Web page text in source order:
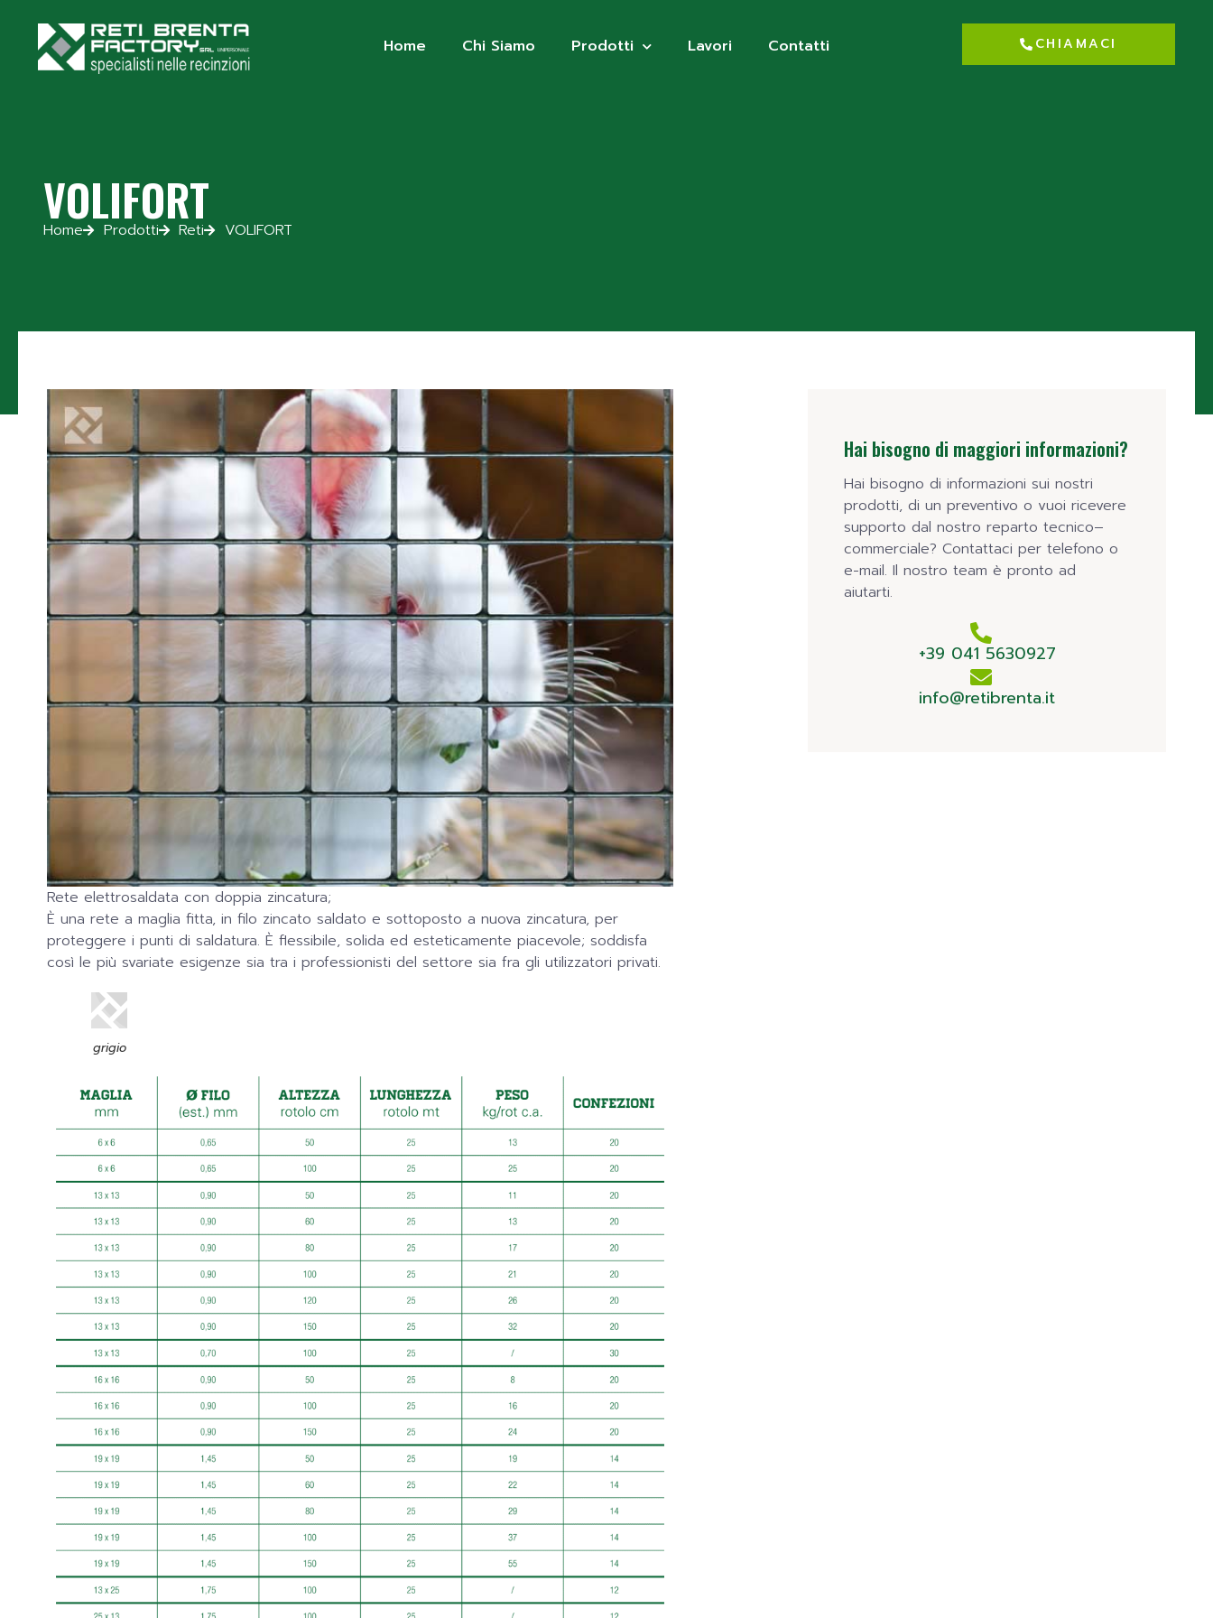
Home Chi Siamo Prodotti Lavori Contatti CHIAMACI
VOLIFORT
Home Prodotti Reti VOLIFORT
Rete elettrosaldata con doppia zincatura;
È una rete a maglia fitta, in filo zincato saldato e sottoposto a nuova zincatura, per
proteggere i punti di saldatura. È flessibile, solida ed esteticamente piacevole; soddisfa
così le più svariate esigenze sia tra i professionisti del settore sia fra gli utilizzatori privati.
grigio
Hai bisogno di maggiori informazioni?
Hai bisogno di informazioni sui nostri
prodotti, di un preventivo o vuoi ricevere
supporto dal nostro reparto tecnico–
commerciale? Contattaci per telefono o
e-mail. Il nostro team è pronto ad
aiutarti.
+39 041 5630927
info@retibrenta.it